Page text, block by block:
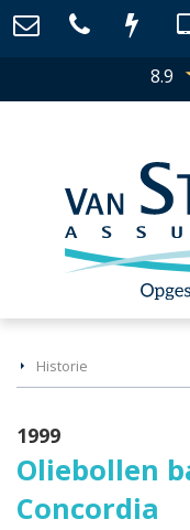
8.9
Historie
1999
Oliebollen
Concordia